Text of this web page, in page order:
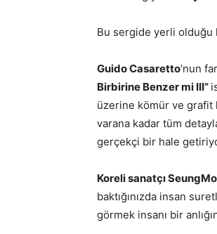
Bu sergide yerli olduğu
Guido Casaretto’nun
Birbirine Benzer mi III”
üzerine kömür ve grafit
varana kadar tüm
gerçekçi bir hale
Koreli sanatçı
baktığınızda insan
görmek insanı bir